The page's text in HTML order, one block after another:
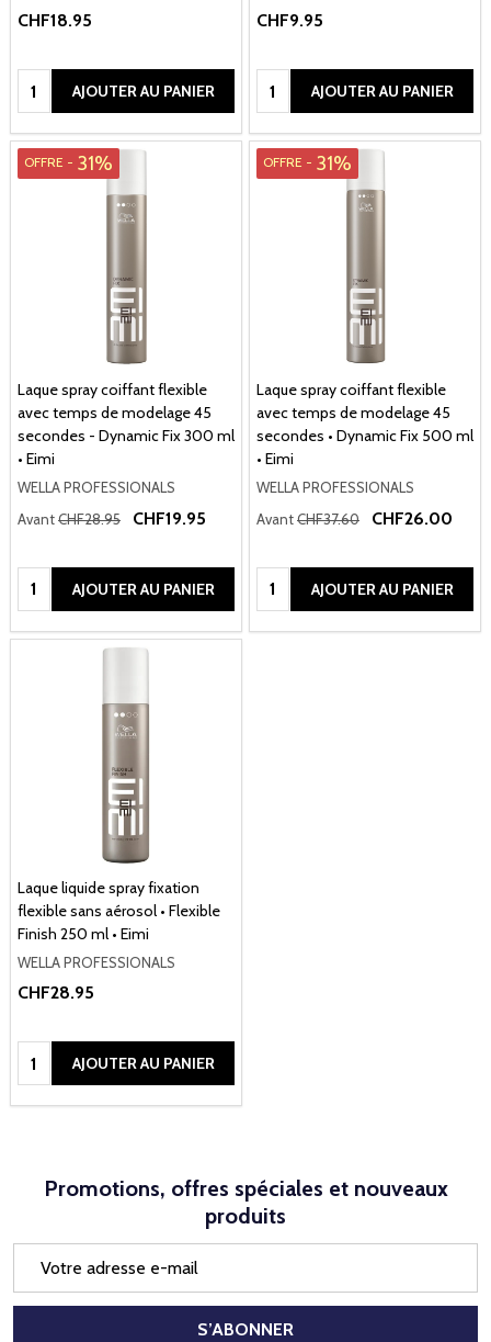
CHF18.95
Quantité:AJOUTER AU PANIER
CHF9.95
Quantité:AJOUTER AU PANIER
OFFRE - 31%
Laque spray coiffant flexible
avec temps de modelage 45
secondes - Dynamic Fix 300 ml
• Eimi
WELLA PROFESSIONALS
AvantCHF28.95 CHF19.95
Quantité:AJOUTER AU PANIER
OFFRE - 31%
Laque spray coiffant flexible
avec temps de modelage 45
secondes • Dynamic Fix 500 ml
• Eimi
WELLA PROFESSIONALS
AvantCHF37.60 CHF26.00
Quantité:AJOUTER AU PANIER
Laque liquide spray fixation
flexible sans aérosol • Flexible
Finish 250 ml • Eimi
WELLA PROFESSIONALS
CHF28.95
Quantité:AJOUTER AU PANIER
Promotions, offres spéciales et nouveaux
produits
mail
S’ABONNER